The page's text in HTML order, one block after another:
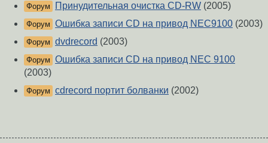
Форум Принудительная очистка CD-RW (2005)
Форум Ошибка записи CD на привод NEC9100 (2003)
Форум dvdrecord (2003)
Форум Ошибка записи CD на привод NEC 9100
(2003)
Форум cdrecord портит болванки (2002)